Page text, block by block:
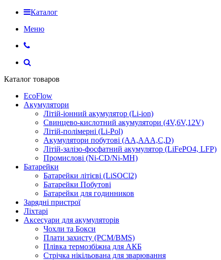
Каталог
Меню
Каталог товаров
EcoFlow
Акумулятори
Літій-іонний акумулятор (Li-ion)
Свинцево-кислотний акумулятори (4V,6V,12V)
Літій-полімерні (Li-Pol)
Акумулятори побутові (AA,AAA,C,D)
Літій-залізо-фосфатний акумулятор (LiFePO4, LFP)
Промислові (Ni-CD/Ni-MH)
Батарейки
Батарейки літієві (LiSOCl2)
Батарейки Побутові
Батарейки для годинников
Зарядні пристрої
Ліхтарі
Аксесуари для акумуляторів
Чохли та Бокси
Плати захисту (PCM/BMS)
Плівка термозбіжна для АКБ
Стрічка нікільована для зварювання